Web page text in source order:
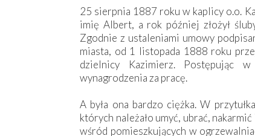
25 sierpnia 1887 roku w kaplicy o.o.
imię Albert, a rok później złożył
Zgodnie z ustaleniami umowy
miasta, od 1 listopada 1888 roku
dzielnicy Kazimierz. Postępując
wynagrodzenia za pracę.
A była ona bardzo ciężka. W
których należało umyć, ubrać,
wśród pomieszkujących w